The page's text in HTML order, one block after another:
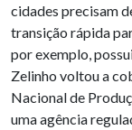
cidades precisam
transição rápida
por exemplo,
Zelinho voltou a
Nacional de
uma agência